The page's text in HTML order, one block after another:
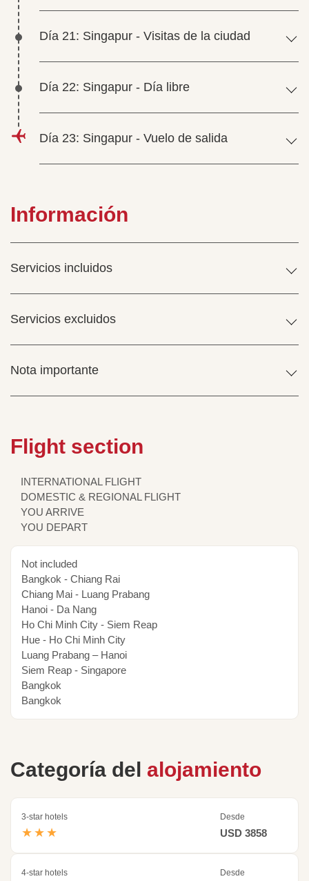
Día 21: Singapur - Visitas de la ciudad
Día 22: Singapur - Día libre
Día 23: Singapur - Vuelo de salida
Información
Servicios incluidos
Servicios excluidos
Nota importante
Flight section
INTERNATIONAL FLIGHT
DOMESTIC & REGIONAL FLIGHT
YOU ARRIVE
YOU DEPART
Not included
Bangkok - Chiang Rai
Chiang Mai - Luang Prabang
Hanoi - Da Nang
Ho Chi Minh City - Siem Reap
Hue - Ho Chi Minh City
Luang Prabang – Hanoi
Siem Reap - Singapore
Bangkok
Bangkok
Categoría del alojamiento
3-star hotels
★★★
Desde
USD 3858
4-star hotels Desde